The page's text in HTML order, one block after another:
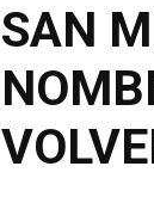
SAN